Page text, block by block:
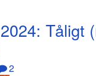
Tåligt
2